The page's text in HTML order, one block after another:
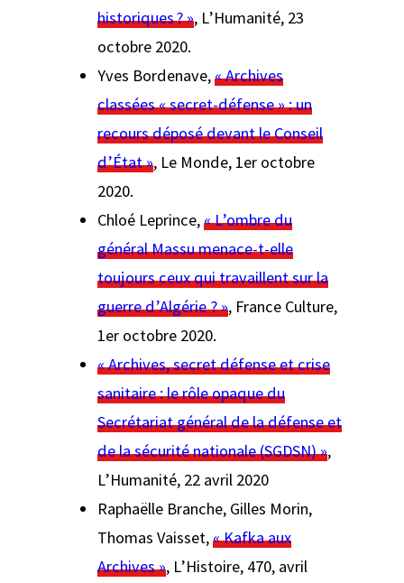
historiques ? », L’Humanité, 23
octobre 2020.
Yves Bordenave,« Archives
classées « secret-défense » : un
recours déposé devant le Conseil
d’État », Le Monde, 1er octobre
2020.
Chloé Leprince,« L’ombre du
général Massu menace-t-elle
toujours ceux qui travaillent sur la
guerre d’Algérie ? », France Culture,
1er octobre 2020.
« Archives, secret défense et crise
sanitaire : le rôle opaque du
Secrétariat général de la défense et
de la sécurité nationale (SGDSN) »,
L’Humanité, 22 avril 2020
Raphaëlle Branche, Gilles Morin,
Thomas Vaisset,« Kafka aux
Archives », L’Histoire, 470, avril